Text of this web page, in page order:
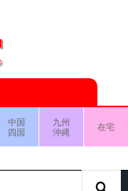
中国
四国
九州
沖縄
在宅